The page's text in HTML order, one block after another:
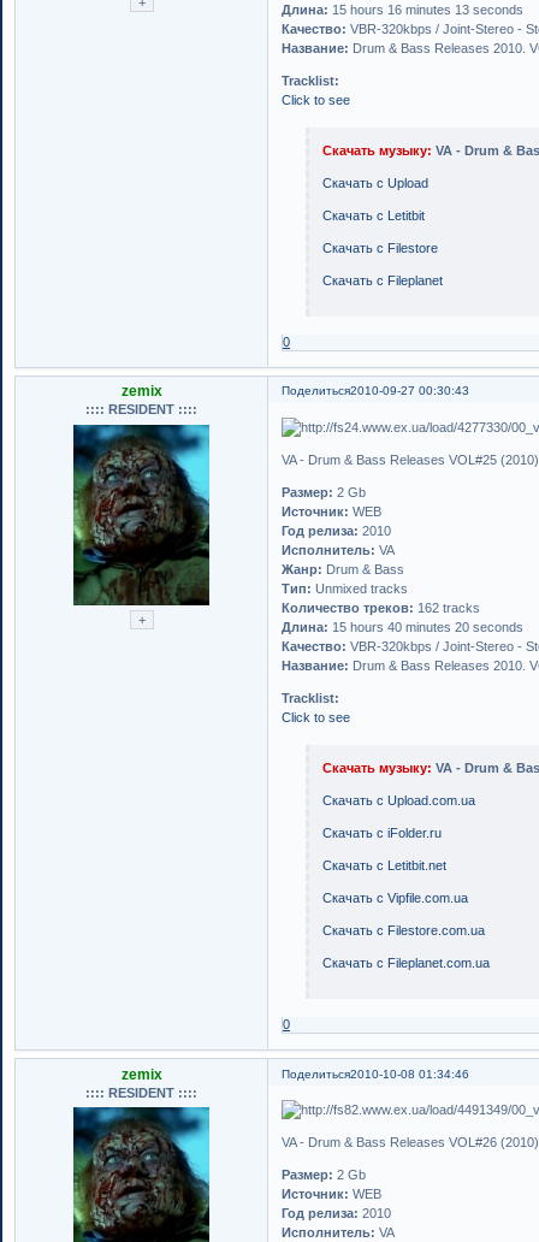
Длина: 15 hours 16 minutes 13 seconds
Качество: VBR-320kbps / Joint-Stereo -
Название: Drum & Bass Releases 2010.
Tracklist:
Click to see
Скачать музыку: VA - Drum &
Скачать с Upload
Скачать с Letitbit
Скачать с Filestore
Скачать с Fileplanet
0
Поделиться2010-09-27 00:30:43
zemix
:::: RESIDENT ::::
VA - Drum & Bass Releases VOL#25 (2010)
Размер: 2 Gb
Источник: WEB
Год релиза: 2010
Исполнитель: VA
Жанр: Drum & Bass
Тип: Unmixed tracks
Количество треков: 162 tracks
Длина: 15 hours 40 minutes 20 seconds
Качество: VBR-320kbps / Joint-Stereo -
Название: Drum & Bass Releases 2010.
Tracklist:
Click to see
Скачать музыку: VA - Drum &
Скачать с Upload.com.ua
Скачать с iFolder.ru
Скачать с Letitbit.net
Скачать с Vipfile.com.ua
Скачать с Filestore.com.ua
Скачать с Fileplanet.com.ua
0
Поделиться2010-10-08 01:34:46
zemix
:::: RESIDENT ::::
VA - Drum & Bass Releases VOL#26 (2010)
Размер: 2 Gb
Источник: WEB
Год релиза: 2010
Исполнитель: VA